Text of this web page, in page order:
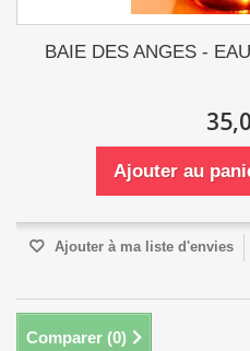
BAIE DES ANGES -
Ajouter au
Ajouter à ma liste d'envies
Comparer (0)